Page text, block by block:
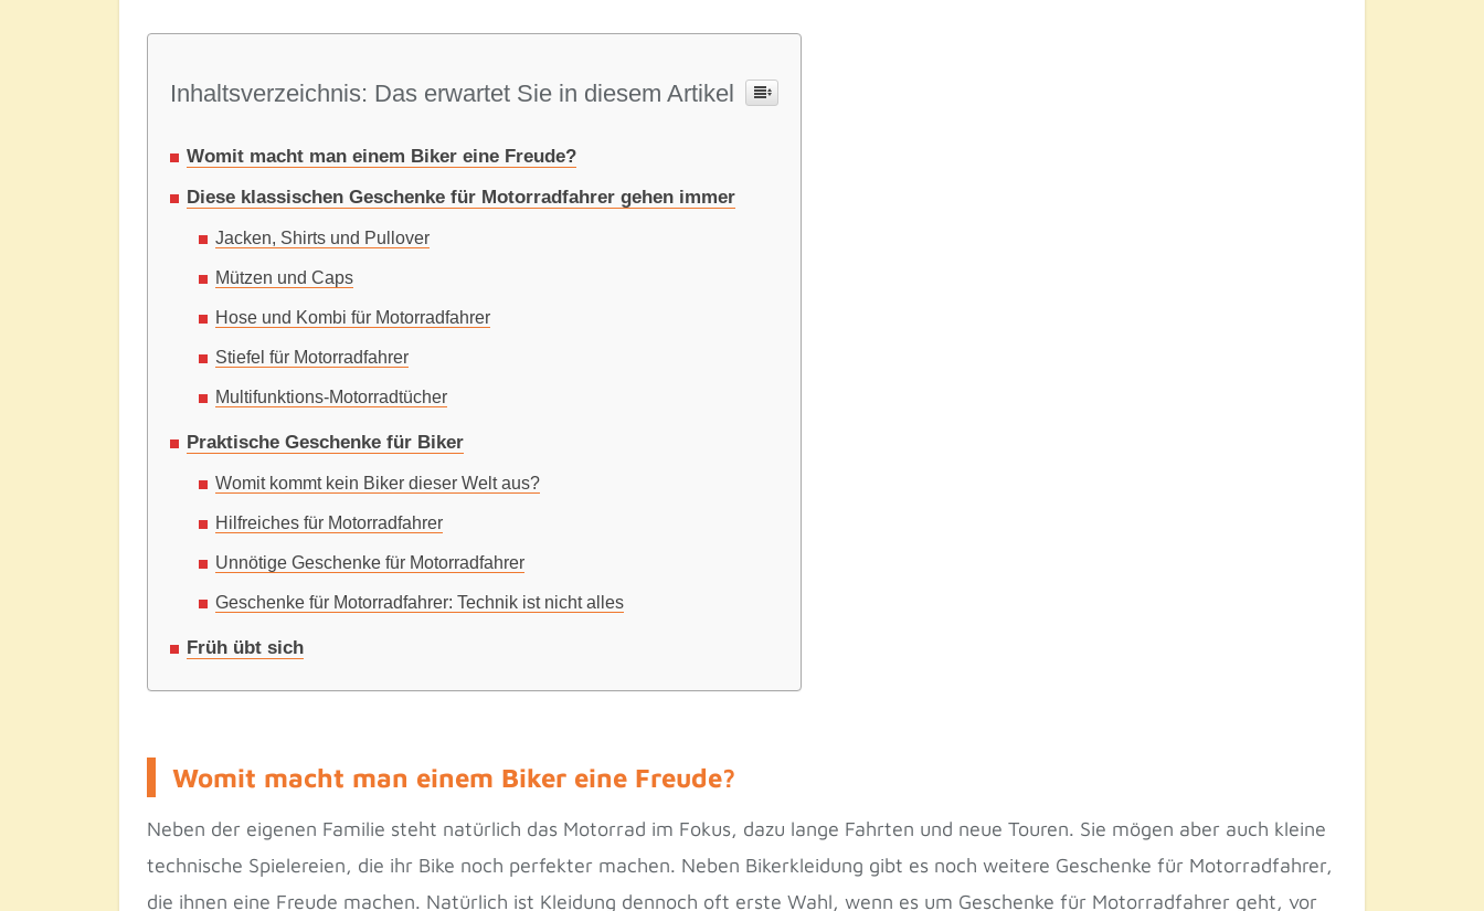
Inhaltsverzeichnis: Das erwartet Sie in diesem Artikel
Womit macht man einem Biker eine Freude?
Diese klassischen Geschenke für Motorradfahrer gehen immer
Jacken, Shirts und Pullover
Mützen und Caps
Hose und Kombi für Motorradfahrer
Stiefel für Motorradfahrer
Multifunktions-Motorradtücher
Praktische Geschenke für Biker
Womit kommt kein Biker dieser Welt aus?
Hilfreiches für Motorradfahrer
Unnötige Geschenke für Motorradfahrer
Geschenke für Motorradfahrer: Technik ist nicht alles
Früh übt sich
Womit macht man einem Biker eine Freude?
Neben der eigenen Familie steht natürlich das Motorrad im Fokus, dazu lange Fahrten und neue Touren. Sie mögen aber auch kleine
technische Spielereien, die ihr Bike noch perfekter machen. Neben Bikerkleidung gibt es noch weitere Geschenke für Motorradfahrer,
die ihnen eine Freude machen. Natürlich ist Kleidung dennoch oft erste Wahl, wenn es um Geschenke für Motorradfahrer geht, vor